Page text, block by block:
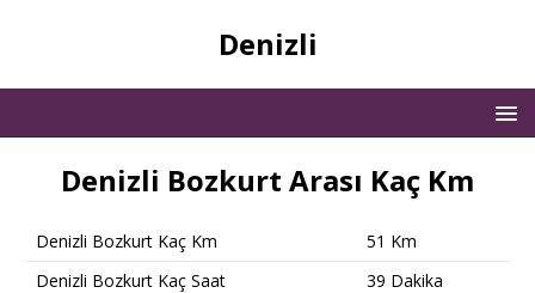
Denizli
Denizli Bozkurt Arası Kaç Km
Denizli Bozkurt Kaç Km
51 Km
Denizli Bozkurt Kaç Saat
39 Dakika